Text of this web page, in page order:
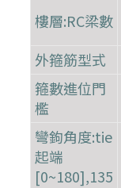
樓層:RC梁數
外箍筋型式
箍數進位門
檻
彎鉤角度:tie
起端
[0~180],135